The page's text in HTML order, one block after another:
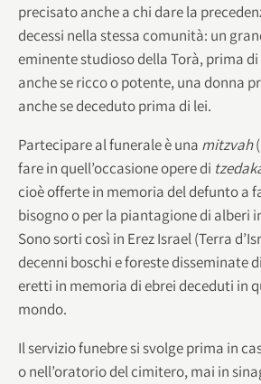
precisato anche a chi dare la
decessi nella stessa comunità: un
eminente studioso della Torà, prima
anche se ricco o potente, una donna
anche se deceduto prima di lei.
Partecipare al funerale è una mitzvah
fare in quell’occasione opere di
cioè offerte in memoria del defunto a
bisogno o per la piantagione di alberi
Sono sorti così in Erez Israel (Terra
decenni boschi e foreste disseminate
eretti in memoria di ebrei deceduti in
mondo.
Il servizio funebre si svolge prima in
o nell’oratorio del cimitero, mai in